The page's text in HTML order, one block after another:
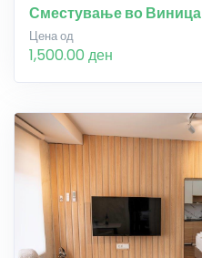
Сместување во Виница
Цена од
1,500.00 ден